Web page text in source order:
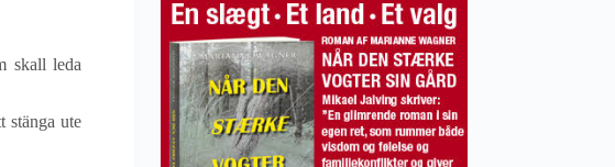
skall leda
stänga ute